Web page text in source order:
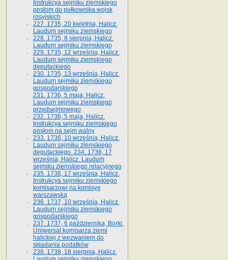
Instrukcya sejmiku ziemskiego
posłom do pułkownika wojsk
rosyjskich
227. 1735, 20 kwietnia, Halicz.
Laudum sejmiku ziemskiego
228. 1735, 8 sierpnia, Halicz.
Laudum sejmiku ziemskiego
229. 1735, 12 września, Halicz.
Laudum sejmiku ziemskiego
deputackiego
230. 1735, 13 września, Halicz.
Laudum sejmiku ziemskiego
gospodarskiego
231. 1736, 5 maja, Halicz.
Laudum sejmiku ziemskiego
przedsejmowego
232. 1736, 5 maja, Halicz.
Instrukcya sejmiku ziemskiego
posłom na sejm walny
233. 1736, 10 września, Halicz.
Laudum sejmiku ziemskiego
deputackiego. 234. 1736, 17
września, Halicz. Laudum
sejmiku ziemskiego relacyjnego
235. 1736, 17 września, Halicz.
Instrukcya sejmiku ziemskiego
komisarzowi na komisyę
warszawską
236. 1737, 10 września, Halicz.
Laudum sejmiku ziemskiego
gospodarskiego
237. 1737, 6 października, Borki.
Uniwersał komisarza ziemi
halickiej z wezwaniem do
składania podatków
238. 1738, 18 sierpnia, Halicz.